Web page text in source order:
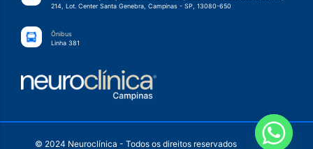
214, Lot. Center Santa Genebra, Campinas - SP, 13080-650
Ônibus
Linha 381
© 2024 Neuroclínica - Todos os direitos reservados